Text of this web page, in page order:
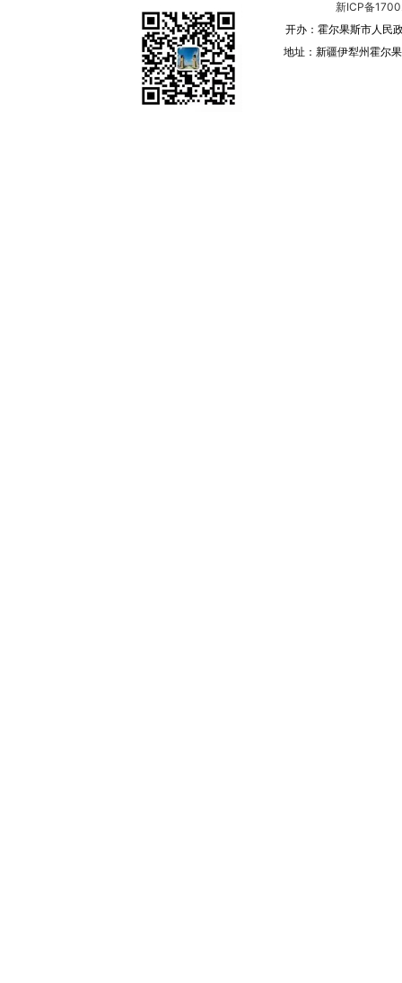
新ICP备
开办：霍尔果斯市人民
地址：新疆伊犁州霍